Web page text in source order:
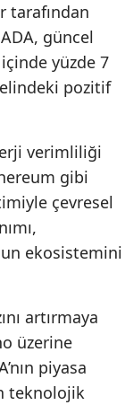
tarafından
güncel
yüzde 7
pozitif
verimliliği
gibi
çevresel
ekosistemini
artırmaya
üzerine
piyasa
teknolojik